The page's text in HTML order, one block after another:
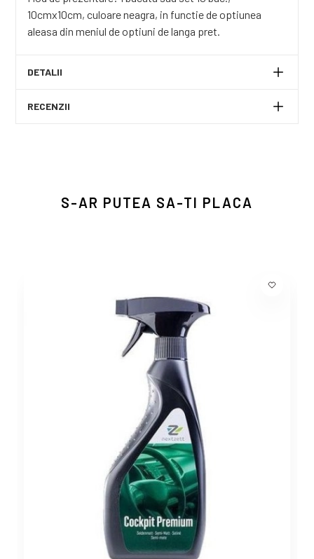
10cmx10cm, culoare neagra, in functie de optiunea
aleasa din meniul de optiuni de langa pret.
DETALII
RECENZII
S-AR PUTEA SA-TI PLACA